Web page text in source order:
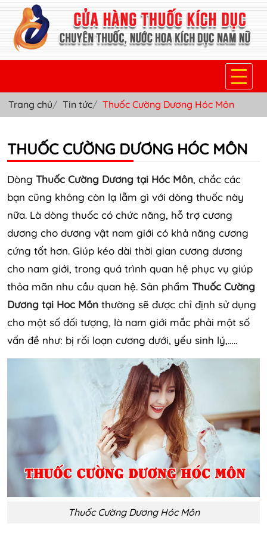
TRANG CHỦ
THUỐC NƯỚC KÍCH DỤC NAM
THUỐC VIÊN KÍCH DỤC NAM
SẢN PHẨM KHÁC
TIN TỨC & BLOG
Trang chủ Tin tức Thuốc Cường Dương Hóc Môn
THUỐC CƯỜNG DƯƠNG HÓC MÔN
Dòng Thuốc Cường Dương tại Hóc Môn, chắc các
bạn cũng không còn lạ lẫm gì với dòng thuốc này
nữa. Là dòng thuốc có chức năng, hỗ trợ cương
dương cho dương vật nam giới có khả năng cương
cứng tốt hơn. Giúp kéo dài thời gian cương dương
cho nam giới, trong quá trình quan hệ phục vụ giúp
thỏa mãn nhu cầu quan hệ. Sản phẩm Thuốc Cường
Dương tại Hoc Môn thường sẽ được chỉ định sử dụng
cho một số đối tượng, là nam giới mắc phải một số
vấn đề như: bị rối loạn cương dưới, yếu sinh lý,…..
Thuốc Cường Dương Hóc Môn